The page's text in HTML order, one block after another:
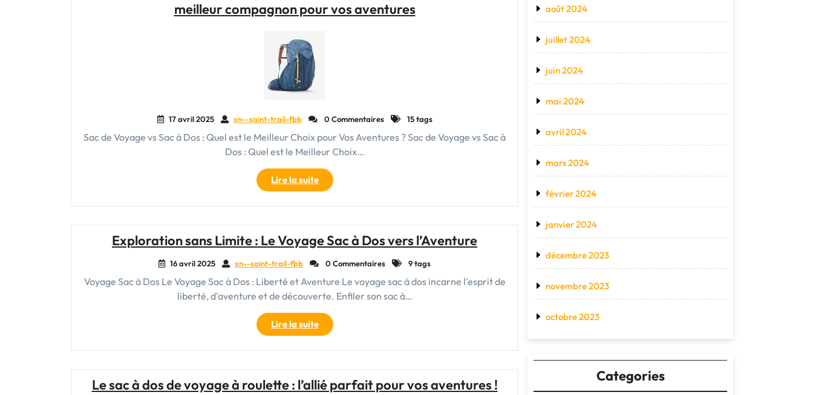
:
meilleur compagnon pour vos aventures
17 avril 2025 xn--saint-trail-fbb 0 Commentaires 15 tags
Sac de Voyage vs Sac à Dos : Quel est le Meilleur Choix pour Vos Aventures ? Sac de Voyage vs Sac à
Dos : Quel est le Meilleur Choix…
Lire la suite"Comparaison
entre
le
voyage
et
sac
à
dos
:
Comment
choisir
meilleur
compagnon
Exploration sans Limite : Le Voyage Sac à Dos vers l’Aventure
16 avril 2025 xn--saint-trail-fbb 0 Commentaires 9 tags
Voyage Sac à Dos Le Voyage Sac à Dos : Liberté et Aventure Le voyage sac à dos incarne l'esprit de
liberté, d'aventure et de découverte. Enfiler son sac à…
Lire la suite"Exploration
sans
Limite
Le
Voyage
Le sac à dos de voyage à roulette : l’allié parfait pour vos aventures !
août 2024
juillet 2024
juin 2024
mai 2024
avril 2024
mars 2024
février 2024
janvier 2024
décembre 2023
novembre 2023
octobre 2023
Categories